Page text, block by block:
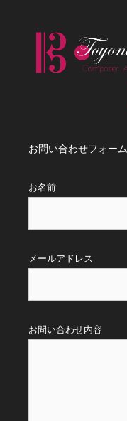
お問い合わせフォーム
お名前
メールアドレス
お問い合わせ内容